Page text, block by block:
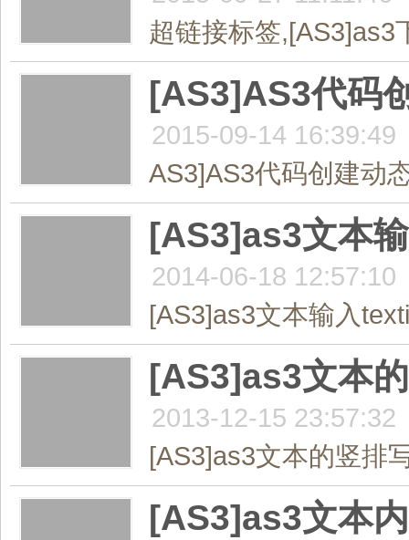
超链接标签,[AS3]as3
[AS3]AS3代码
2015-09-14 16:39:49
AS3]AS3代码创建动
[AS3]as3文本
2014-06-18 12:57:10
[AS3]as3文本输入
[AS3]as3文本
2013-12-15 23:57:32
[AS3]as3文本的竖排
[AS3]as3文本